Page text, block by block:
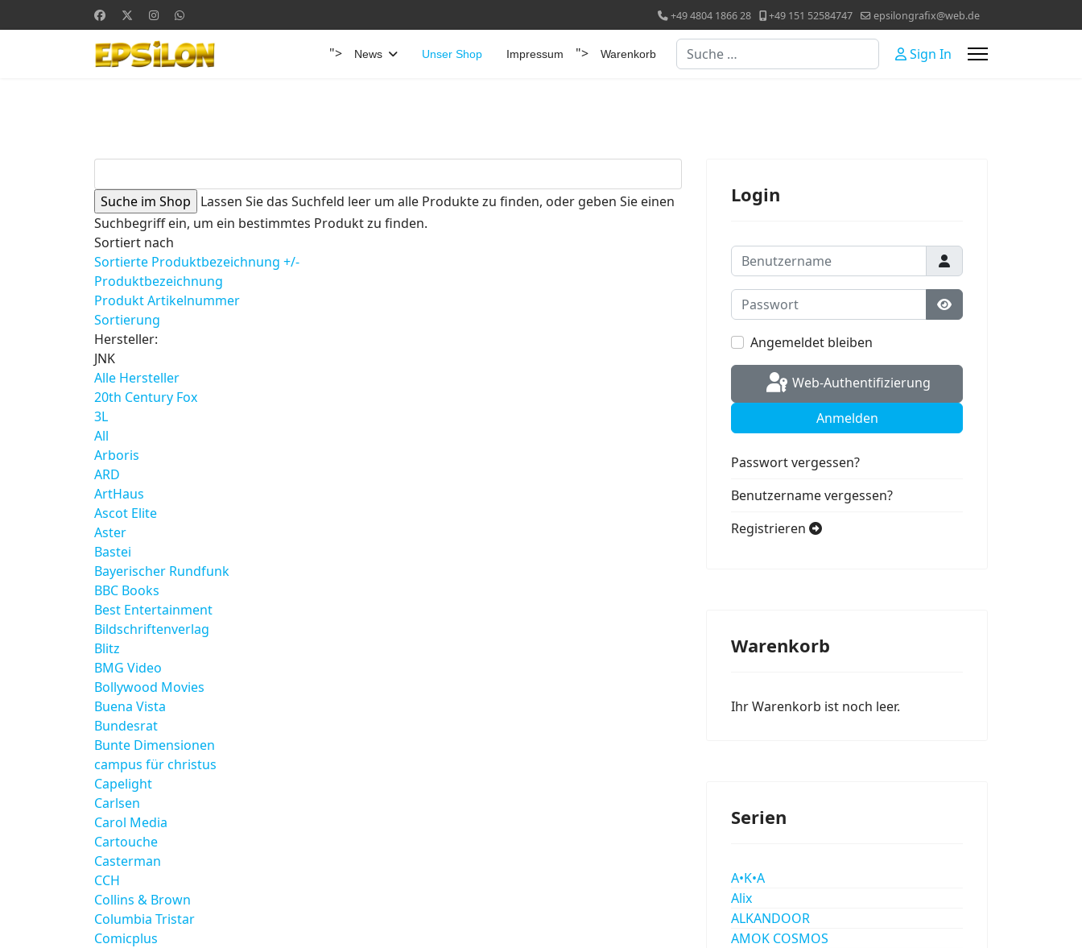
+49 4804 1866 28 +49 151 52584747 epsilongrafix@web.de
"> News Unser Shop Impressum "> Warenkorb Suchen Sign In
Lassen Sie das Suchfeld leer um alle Produkte zu finden, oder geben Sie einen
Suchbegriff ein, um ein bestimmtes Produkt zu finden.
Sortiert nach
Sortierte Produktbezeichnung +/-
Produktbezeichnung
Produkt Artikelnummer
Sortierung
Hersteller:
JNK
Alle Hersteller
20th Century Fox
3L
All
Arboris
ARD
ArtHaus
Ascot Elite
Aster
Bastei
Bayerischer Rundfunk
BBC Books
Best Entertainment
Bildschriftenverlag
Blitz
BMG Video
Bollywood Movies
Buena Vista
Bundesrat
Bunte Dimensionen
campus für christus
Capelight
Carlsen
Carol Media
Cartouche
Casterman
CCH
Collins & Brown
Columbia Tristar
Comicplus
Login
Benutzername
Passwort
Passwort anzeigen
Angemeldet bleiben
Web-Authentifizierung
Anmelden
Passwort vergessen?
Benutzername vergessen?
Registrieren
Warenkorb
Ihr Warenkorb ist noch leer.
Serien
A•K•A
Alix
ALKANDOOR
AMOK COSMOS